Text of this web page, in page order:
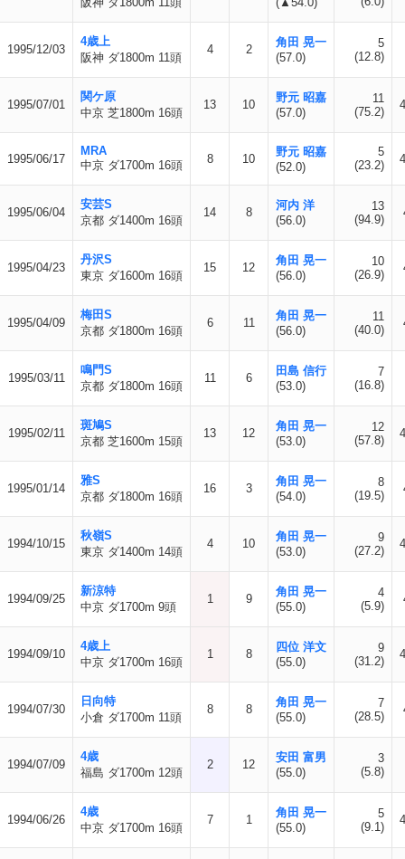
1995/12/03
4歳上
阪神 ダ1800m 11頭
4 2
角田 晃一
(57.0)
5
(12.8)
1995/07/01
関ケ原
中京 芝1800m 16頭
13 10
野元 昭嘉
(57.0)
11
(75.2)
1995/06/17
MRA
中京 ダ1700m 16頭
8 10
野元 昭嘉
(52.0)
5
(23.2)
1995/06/04
安芸S
京都 ダ1400m 16頭
14 8
河内 洋
(56.0)
13
(94.9)
1995/04/23
丹沢S
東京 ダ1600m 16頭
15 12
角田 晃一
(56.0)
10
(26.9)
1995/04/09
梅田S
京都 ダ1800m 16頭
6 11
角田 晃一
(56.0)
11
(40.0)
1995/03/11
鳴門S
京都 ダ1800m 16頭
11 6
田島 信行
(53.0)
7
(16.8)
1995/02/11
斑鳩S
京都 芝1600m 15頭
13 12
角田 晃一
(53.0)
12
(57.8)
1995/01/14
雅S
京都 ダ1800m 16頭
16 3
角田 晃一
(54.0)
8
(19.5)
1994/10/15
秋嶺S
東京 ダ1400m 14頭
4 10
角田 晃一
(53.0)
9
(27.2)
1994/09/25
新涼特
中京 ダ1700m 9頭
1 9
角田 晃一
(55.0)
4
(5.9)
1994/09/10
4歳上
中京 ダ1700m 16頭
1 8
四位 洋文
(55.0)
9
(31.2)
1994/07/30
日向特
小倉 ダ1700m 11頭
8 8
角田 晃一
(55.0)
7
(28.5)
1994/07/09
4歳
福島 ダ1700m 12頭
2 12
安田 富男
(55.0)
3
(5.8)
1994/06/26
4歳
中京 ダ1700m 16頭
7 1
角田 晃一
(55.0)
5
(9.1)